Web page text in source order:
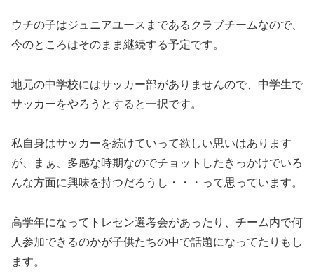
ウチの子はジュニアユースまであるクラブチームなので、
今のところはそのまま継続する予定です。
地元の中学校にはサッカー部がありませんので、中学生で
サッカーをやろうとすると一択です。
私自身はサッカーを続けていって欲しい思いはあります
が、まぁ、多感な時期なのでチョットしたきっかけでいろ
んな方面に興味を持つだろうし・・・って思っています。
高学年になってトレセン選考会があったり、チーム内で何
人参加できるのかが子供たちの中で話題になってたりもし
ます。